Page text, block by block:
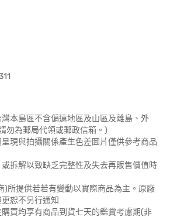
本島區不含偏遠地區及山區及離島、外
勿為郵局代領或郵政信箱。)
現與拍攝關係產生色差圖片僅供參考商品
拆解以致缺乏完整性及失去再販售價值時
)所提供若若有變動以實際商品為主。原廠
恕不另行通知
買均享有商品到貨七天的鑑賞考慮期(非